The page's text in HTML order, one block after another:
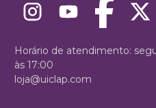
Horário de atendimento:
às 17:00
loja@uiclap.com